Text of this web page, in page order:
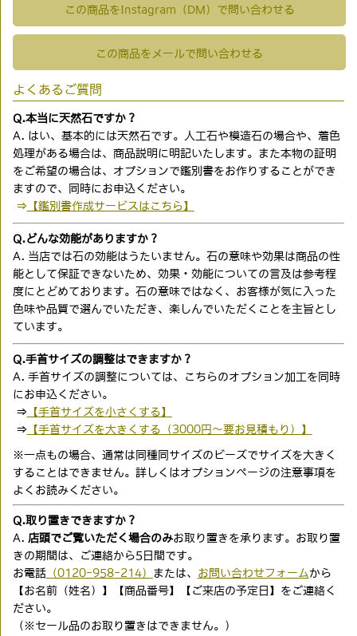
この商品をInstagram（DM）で問い合わせる
この商品をメールで問い合わせる
よくあるご質問
Q.本当に天然石ですか？
A. はい、基本的には天然石です。人工石や模造石の場合や、着色
処理がある場合は、商品説明に明記いたします。また本物の証明
をご希望の場合は、オプションで鑑別書をお作りすることができ
ますので、同時にお申込ください。
⇒ 【鑑別書作成サービスはこちら】
Q.どんな効能がありますか？
A. 当店では石の効能はうたいません。石の意味や効果は商品の性
能として保証できないため、効果・効能についての言及は参考程
度にとどめております。石の意味ではなく、お客様が気に入った
色味や品質で選んでいただき、楽しんでいただくことを主旨とし
ています。
Q.手首サイズの調整はできますか？
A. 手首サイズの調整については、こちらのオプション加工を同時
にお申込ください。
⇒ 【手首サイズを小さくする】
⇒ 【手首サイズを大きくする（3000円〜要お見積もり）】
※一点もの場合、通常は同種同サイズのビーズでサイズを大きく
することはできません。詳しくはオプションページの注意事項を
よくお読みください。
Q.取り置きできますか？
A. 店頭でご覧いただく場合のみお取り置きを承ります。お取り置
きの期間は、ご連絡から5日間です。
お電話（0120-958-214） または、 お問い合わせフォーム から
【お名前（姓名）】【商品番号】【ご来店の予定日】をご連絡く
ださい。
（※セール品のお取り置きはできません。）